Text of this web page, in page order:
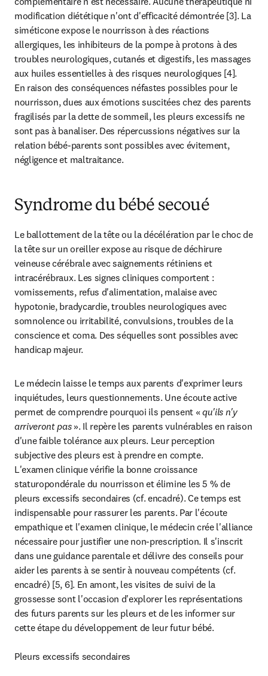
modification diététique n'ont d'efficacité démontrée [3]. La
siméticone expose le nourrisson à des réactions
allergiques, les inhibiteurs de la pompe à protons à des
troubles neurologiques, cutanés et digestifs, les massages
aux huiles essentielles à des risques neurologiques [4].
En raison des conséquences néfastes possibles pour le
nourrisson, dues aux émotions suscitées chez des parents
fragilisés par la dette de sommeil, les pleurs excessifs ne
sont pas à banaliser. Des répercussions négatives sur la
relation bébé-parents sont possibles avec évitement,
négligence et maltraitance.
Syndrome du bébé secoué
Le ballottement de la tête ou la décélération par le choc de
la tête sur un oreiller expose au risque de déchirure
veineuse cérébrale avec saignements rétiniens et
intracérébraux. Les signes cliniques comportent :
vomissements, refus d'alimentation, malaise avec
hypotonie, bradycardie, troubles neurologiques avec
somnolence ou irritabilité, convulsions, troubles de la
conscience et coma. Des séquelles sont possibles avec
handicap majeur.
Le médecin laisse le temps aux parents d'exprimer leurs
inquiétudes, leurs questionnements. Une écoute active
permet de comprendre pourquoi ils pensent « qu'ils n'y
arriveront pas ». Il repère les parents vulnérables en raison
d'une faible tolérance aux pleurs. Leur perception
subjective des pleurs est à prendre en compte.
L'examen clinique vérifie la bonne croissance
staturopondérale du nourrisson et élimine les 5 % de
pleurs excessifs secondaires (cf. encadré). Ce temps est
indispensable pour rassurer les parents. Par l'écoute
empathique et l'examen clinique, le médecin crée l'alliance
nécessaire pour justifier une non-prescription. Il s'inscrit
dans une guidance parentale et délivre des conseils pour
aider les parents à se sentir à nouveau compétents (cf.
encadré) [5, 6]. En amont, les visites de suivi de la
grossesse sont l'occasion d'explorer les représentations
des futurs parents sur les pleurs et de les informer sur
cette étape du développement de leur futur bébé.
Pleurs excessifs secondaires